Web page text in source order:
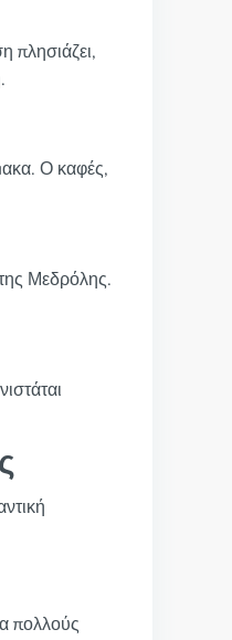
πλησιάζει,
Ο καφές,
Μεδρόλης.
πολλούς